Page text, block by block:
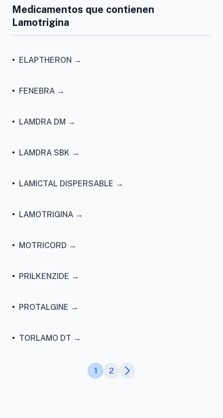
Medicamentos que contienen
Lamotrigina
• ELAPTHERON →
• FENEBRA →
• LAMDRA DM →
• LAMDRA SBK →
• LAMICTAL DISPERSABLE →
• LAMOTRIGINA →
• MOTRICORD →
• PRILKENZIDE →
• PROTALGINE →
• TORLAMO DT →
1 2